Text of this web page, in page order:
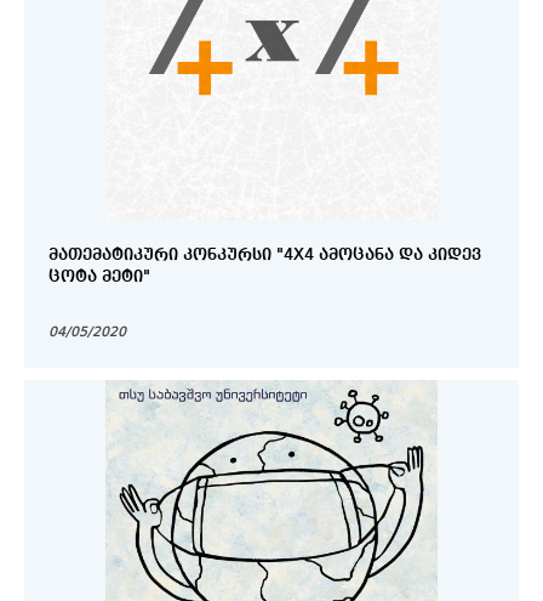
ᲛᲐᲗᲔᲛᲐᲢᲘᲙᲣᲠᲘ ᲙᲝᲜᲙᲣᲠᲡᲘ "4X4 ᲐᲛᲝᲪᲐᲜᲐ ᲓᲐ ᲙᲘᲓᲔᲕ
ᲪᲝᲢᲐ ᲛᲔᲢᲘ"
04/05/2020